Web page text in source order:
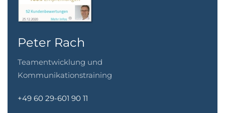
Peter Rach
Teamentwicklung und
Kommunikationstraining
+49 60 29-601 90 11